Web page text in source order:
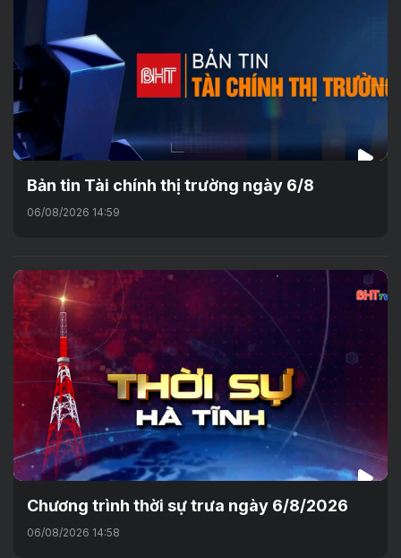
Bản tin Tài chính thị trường ngày 6/8
06/08/2026 14:59
Chương trình thời sự trưa ngày 6/8/2026
06/08/2026 14:58